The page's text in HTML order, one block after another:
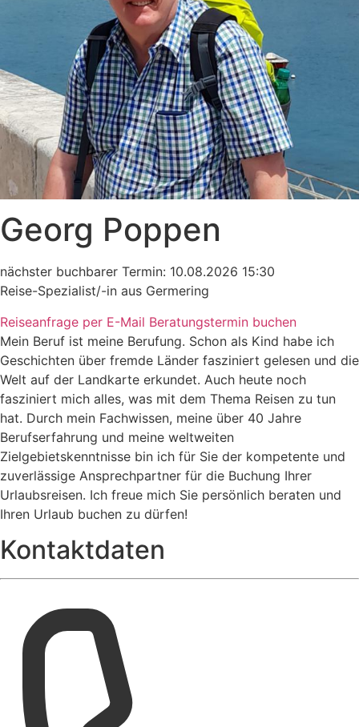
Georg Poppen
nächster buchbarer Termin: 10.08.2026 15:30
Reise-Spezialist/-in aus Germering
Reiseanfrage per E-Mail Beratungstermin buchen
Mein Beruf ist meine Berufung. Schon als Kind habe ich
Geschichten über fremde Länder fasziniert gelesen und die
Welt auf der Landkarte erkundet. Auch heute noch
fasziniert mich alles, was mit dem Thema Reisen zu tun
hat. Durch mein Fachwissen, meine über 40 Jahre
Berufserfahrung und meine weltweiten
Zielgebietskenntnisse bin ich für Sie der kompetente und
zuverlässige Ansprechpartner für die Buchung Ihrer
Urlaubsreisen. Ich freue mich Sie persönlich beraten und
Ihren Urlaub buchen zu dürfen!
Kontaktdaten